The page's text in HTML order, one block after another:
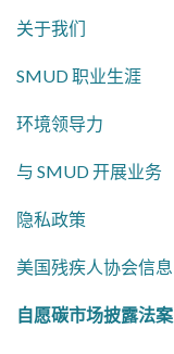
关于我们
SMUD 职业生涯
环境领导力
与 SMUD 开展业务
隐私政策
美国残疾人协会信息
自愿碳市场披露法案